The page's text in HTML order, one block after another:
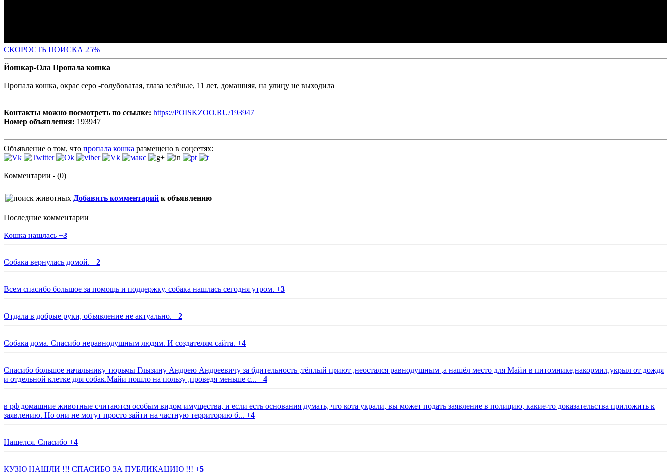
СКОРОСТЬ ПОИСКА 25%
Йошкар-Ола Пропала кошка
Пропала кошка, окрас серо -голубоватая, глаза зелёные, 11 лет, домашняя, на улицу не выходила
Контакты можно посмотреть по ссылке: https://POISKZOO.RU/193947
Номер объявления: 193947
Объявление о том, что пропала кошка размещено в соцсетях:
Комментарии - (0)
Добавить комментарий к объявлению
Последние комментарии
Кошка нашлась +3
Собака вернулась домой. +2
Всем спасибо большое за помощь и поддержку, собака нашлась сегодня утром. +3
Отдала в добрые руки, объявление не актуально. +2
Собака дома. Спасибо неравнодушным людям. И создателям сайта. +4
Спасибо большое начальнику тюрьмы Глызину Андрею Андреевичу за бдительность ,тёплый приют ,неостался равнодушным ,а нашёл место для Майи в питомнике,накормил,укрыл от дождя
и отдельной клетке для собак.Майи пошло на пользу ,проведя меньше с... +4
в рф домашние животные считаются особым видом имущества, и если есть основания думать, что кота украли, вы может подать заявление в полицию, какие-то доказательства приложить к
заявлению. Но они не могут просто зайти на частную территорию б... +4
Нашелся. Спасибо +4
КУЗЮ НАШЛИ !!! СПАСИБО ЗА ПУБЛИКАЦИЮ !!! +5